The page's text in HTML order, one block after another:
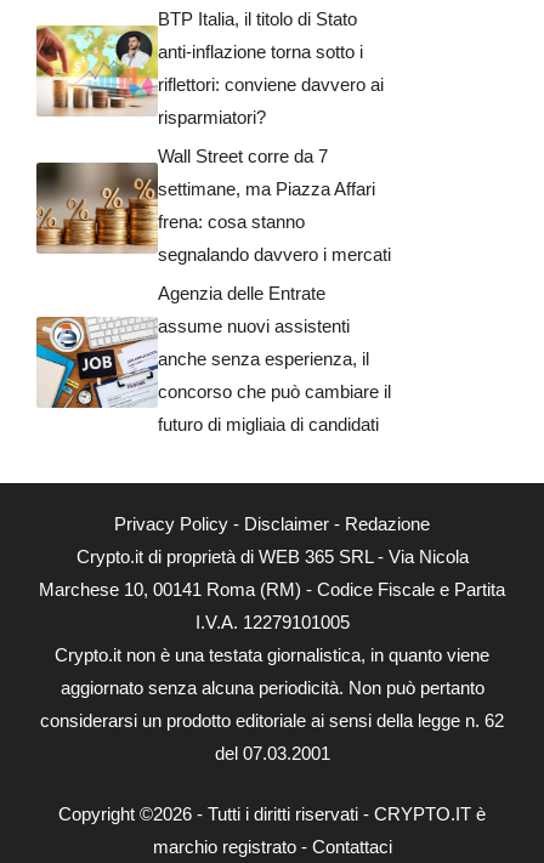
BTP Italia, il titolo di Stato
anti-inflazione torna sotto i
riflettori: conviene davvero ai
risparmiatori?
Wall Street corre da 7
settimane, ma Piazza Affari
frena: cosa stanno
segnalando davvero i mercati
Agenzia delle Entrate
assume nuovi assistenti
anche senza esperienza, il
concorso che può cambiare il
futuro di migliaia di candidati
Privacy Policy - Disclaimer - Redazione
Crypto.it di proprietà di WEB 365 SRL - Via Nicola
Marchese 10, 00141 Roma (RM) - Codice Fiscale e Partita
I.V.A. 12279101005
Crypto.it non è una testata giornalistica, in quanto viene
aggiornato senza alcuna periodicità. Non può pertanto
considerarsi un prodotto editoriale ai sensi della legge n. 62
del 07.03.2001
Copyright ©2026 - Tutti i diritti riservati - CRYPTO.IT è
marchio registrato - Contattaci